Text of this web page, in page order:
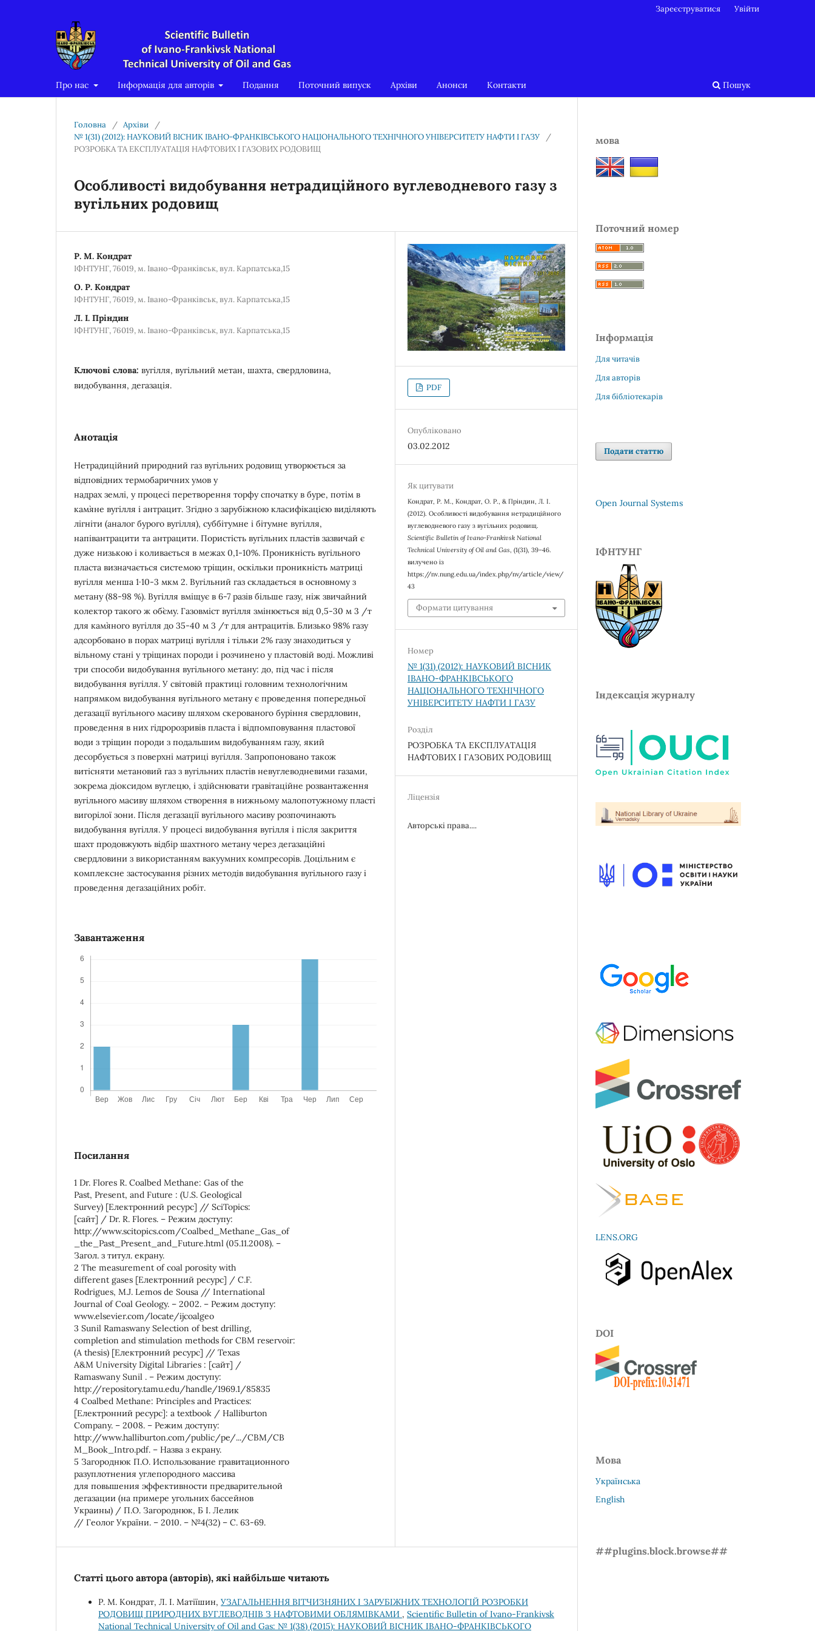
Про нас Інформація для авторів Подання Поточний випуск Архіви Анонси Контакти Пошук
Зареєструватися Увійти
Головна / Архіви
/
№ 1(31) (2012): НАУКОВИЙ ВІСНИК ІВАНО-ФРАНКІВСЬКОГО НАЦІОНАЛЬНОГО ТЕХНІЧНОГО УНІВЕРСИТЕТУ НАФТИ І ГАЗУ
/
РОЗРОБКА ТА ЕКСПЛУАТАЦІЯ НАФТОВИХ І ГАЗОВИХ РОДОВИЩ
Особливості видобування нетрадиційного вуглеводневого газу з
вугільних родовищ
Р. М. Кондрат
ІФНТУНГ, 76019, м. Івано-Франківськ, вул. Карпатська,15
О. Р. Кондрат
ІФНТУНГ, 76019, м. Івано-Франківськ, вул. Карпатська,15
Л. І. Пріндин
ІФНТУНГ, 76019, м. Івано-Франківськ, вул. Карпатська,15
Ключові слова: вугілля, вугільний метан, шахта, свердловина,
видобування, дегазація.
Анотація
Нетрадиційний природний газ вугільних родовищ утворюється за
відповідних термобаричних умов у
надрах землі, у процесі перетворення торфу спочатку в буре, потім в
кам`яне вугілля і антрацит. Згідно з зарубіжною класифікацією виділяють
лігніти (аналог бурого вугілля), суббітумне і бітумне вугілля,
напівантрацити та антрацити. Пористість вугільних пластів зазвичай є
дуже низькою і коливається в межах 0,1-10%. Проникність вугільного
пласта визначається системою тріщин, оскільки проникність матриці
вугілля менша 1·10-3 мкм 2. Вугільний газ складається в основному з
метану (88-98 %). Вугілля вміщує в 6-7 разів більше газу, ніж звичайний
колектор такого ж об`єму. Газовміст вугілля змінюється від 0,5-30 м 3 /т
для кам`яного вугілля до 35-40 м 3 /т для антрацитів. Близько 98% газу
адсорбовано в порах матриці вугілля і тільки 2% газу знаходиться у
вільному стані у тріщинах породи і розчинено у пластовій воді. Можливі
три способи видобування вугільного метану: до, під час і після
видобування вугілля. У світовій практиці головним технологічним
напрямком видобування вугільного метану є проведення попередньої
дегазації вугільного масиву шляхом скерованого буріння свердловин,
проведення в них гідророзривів пласта і відпомповування пластової
води з тріщин породи з подальшим видобуванням газу, який
десорбується з поверхні матриці вугілля. Запропоновано також
витісняти метановий газ з вугільних пластів невуглеводневими газами,
зокрема діоксидом вуглецю, і здійснювати гравітаційне розвантаження
вугільного масиву шляхом створення в нижньому малопотужному пласті
вигорілої зони. Після дегазації вугільного масиву розпочинають
видобування вугілля. У процесі видобування вугілля і після закриття
шахт продовжують відбір шахтного метану через дегазаційні
свердловини з використанням вакуумних компресорів. Доцільним є
комплексне застосування різних методів видобування вугільного газу і
проведення дегазаційних робіт.
Завантаження
Посилання
1 Dr. Flores R. Coalbed Methane: Gas of the
Past, Present, and Future : (U.S. Geological
Survey) [Електронний ресурс] // SciTopics:
[сайт] / Dr. R. Flores. – Режим доступу:
http://www.scitopics.com/Coalbed_Methane_Gas_of
_the_Past_Present_and_Future.html (05.11.2008). –
Загол. з титул. екрану.
2 The measurement of coal porosity with
different gases [Електронний ресурс] / C.F.
Rodrigues, M.J. Lemos de Sousa // International
Journal of Coal Geology. – 2002. – Режим доступу:
www.elsevier.com/locate/ijcoalgeo
3 Sunil Ramaswany Selection of best drilling,
completion and stimulation methods for CBM reservoir:
(А thesis) [Електронний ресурс] // Texas
A&M University Digital Libraries : [сайт] /
Ramaswany Sunil . – Режим доступу:
http://repository.tamu.edu/handle/1969.1/85835
4 Coalbed Methane: Principles and Practices:
[Електронний ресурс]: a textbook / Halliburton
Company. – 2008. – Режим доступу:
http://www.halliburton.com/public/pe/.../CBM/CB
M_Book_Intro.pdf. – Назва з екрану.
5 Загороднюк П.О. Использование гравитационного
разуплотнения углепородного массива
для повышения эффективности предварительной
дегазации (на примере угольних бассейнов
Украины) / П.О. Загороднюк, Б I. Лелик
// Геолог України. – 2010. – №4(32) – С. 63-69.
PDF
Опубліковано
03.02.2012
Як цитувати
Кондрат, Р. М., Кондрат, О. Р., & Пріндин, Л. І.
(2012). Особливості видобування нетрадиційного
вуглеводневого газу з вугільних родовищ.
Scientific Bulletin of Ivano-Frankivsk National
Technical University of Oil and Gas, (1(31), 39–46.
вилучено із
https://nv.nung.edu.ua/index.php/nv/article/view/
43
Формати цитування
Номер
№ 1(31) (2012): НАУКОВИЙ ВІСНИК
ІВАНО-ФРАНКІВСЬКОГО
НАЦІОНАЛЬНОГО ТЕХНІЧНОГО
УНІВЕРСИТЕТУ НАФТИ І ГАЗУ
Розділ
РОЗРОБКА ТА ЕКСПЛУАТАЦІЯ
НАФТОВИХ І ГАЗОВИХ РОДОВИЩ
Ліцензія
Авторські права....
Статті цього автора (авторів), які найбільше читають
Р. М. Кондрат, Л. І. Матіїшин, УЗАГАЛЬНЕННЯ ВІТЧИЗНЯНИХ І ЗАРУБІЖНИХ ТЕХНОЛОГІЙ РОЗРОБКИ
РОДОВИЩ ПРИРОДНИХ ВУГЛЕВОДНІВ З НАФТОВИМИ ОБЛЯМІВКАМИ , Scientific Bulletin of Ivano-Frankivsk
National Technical University of Oil and Gas: № 1(38) (2015): НАУКОВИЙ ВІСНИК ІВАНО-ФРАНКІВСЬКОГО
мова
Поточний номер
Інформація
Для читачів
Для авторів
Для бібліотекарів
Подати статтю
Open Journal Systems
ІФНТУНГ
Індексація журналу
LENS.ORG
DOI
Мова
Українська
English
##plugins.block.browse##